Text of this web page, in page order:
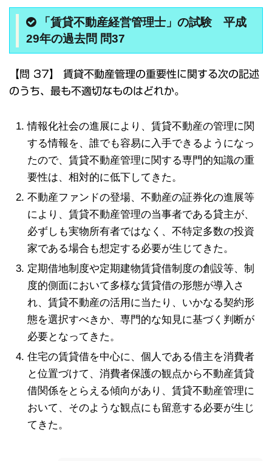
「賃貸不動産経営管理士」の試験 平成
29年の過去問 問37
【問 37】 賃貸不動産管理の重要性に関する次の記述
のうち、最も不適切なものはどれか。
情報化社会の進展により、賃貸不動産の管理に関
する情報を、誰でも容易に入手できるようになっ
たので、賃貸不動産管理に関する専門的知識の重
要性は、相対的に低下してきた。
不動産ファンドの登場、不動産の証券化の進展等
により、賃貸不動産管理の当事者である貸主が、
必ずしも実物所有者ではなく、不特定多数の投資
家である場合も想定する必要が生じてきた。
定期借地制度や定期建物賃貸借制度の創設等、制
度的側面において多様な賃貸借の形態が導入さ
れ、賃貸不動産の活用に当たり、いかなる契約形
態を選択すべきか、専門的な知見に基づく判断が
必要となってきた。
住宅の賃貸借を中心に、個人である借主を消費者
と位置づけて、消費者保護の観点から不動産賃貸
借関係をとらえる傾向があり、賃貸不動産管理に
おいて、そのような観点にも留意する必要が生じ
てきた。